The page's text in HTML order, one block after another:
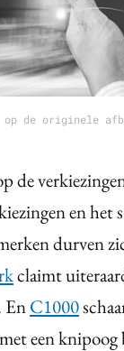
op de originele
de
en het
durven
claimt
EnC1000
een knipoog